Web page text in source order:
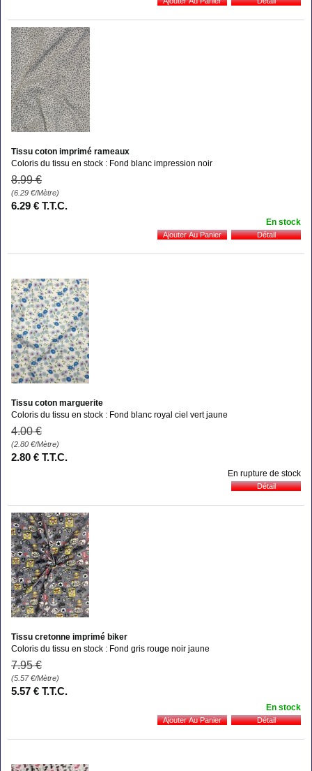
Tissu coton imprimé rameaux
Coloris du tissu en stock : Fond blanc impression noir
8.99 €
(6.29 €/Mètre)
6.29 € T.T.C.
En stock
Tissu coton marguerite
Coloris du tissu en stock : Fond blanc royal ciel vert jaune
4.00 €
(2.80 €/Mètre)
2.80 € T.T.C.
En rupture de stock
Tissu cretonne imprimé biker
Coloris du tissu en stock : Fond gris rouge noir jaune
7.95 €
(5.57€/Mètre)
5.57 € T.T.C.
En stock